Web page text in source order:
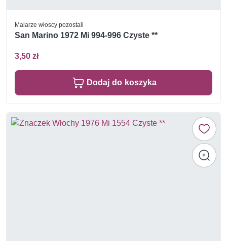
Malarze włoscy pozostali
San Marino 1972 Mi 994-996 Czyste **
3,50 zł
Dodaj do koszyka